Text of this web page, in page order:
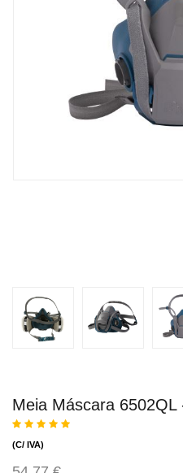
Meia Máscara
(C/ IVA)